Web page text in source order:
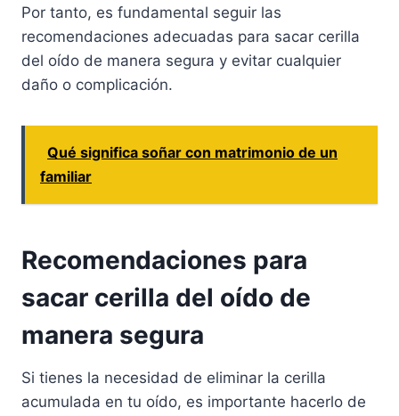
Por tanto, es fundamental seguir las
recomendaciones adecuadas para sacar cerilla
del oído de manera segura y evitar cualquier
daño o complicación.
Qué significa soñar con matrimonio de un
familiar
Recomendaciones para
sacar cerilla del oído de
manera segura
Si tienes la necesidad de eliminar la cerilla
acumulada en tu oído, es importante hacerlo de